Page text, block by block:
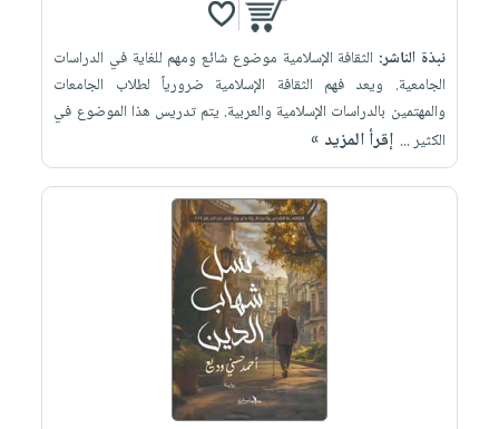
نبذة الناشر: الثقافة الإسلامية موضوع شائع ومهم للغاية في الدراسات
الجامعية. ويعد فهم الثقافة الإسلامية ضرورياً لطلاب الجامعات
والمهتمين بالدراسات الإسلامية والعربية. يتم تدريس هذا الموضوع في
الكثير ... إقرأ المزيد »